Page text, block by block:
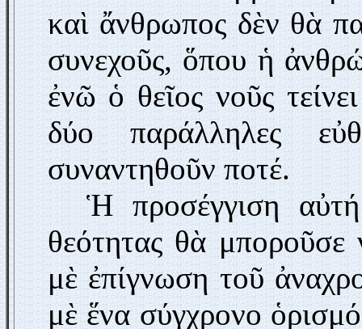
καὶ ἄνθρωπος δὲν θὰ
συνεχοῦς, ὅπου ἡ
ἐνῶ ὁ θεῖος νοῦς
δύο παράλληλες
συναντηθοῦν ποτέ.
Ἡ προσέγγιση
θεότητας θὰ
μὲ ἐπίγνωση τοῦ
μὲ ἕνα σύγχρονο